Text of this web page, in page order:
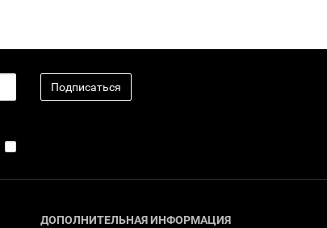
Подписаться
ДОПОЛНИТЕЛЬНАЯ ИНФОРМАЦИЯ